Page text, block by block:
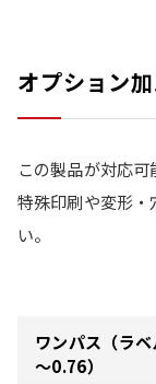
オプション
この製品が対応
特殊印刷や変形・
い。
ワンパス（ラ
～0.76）